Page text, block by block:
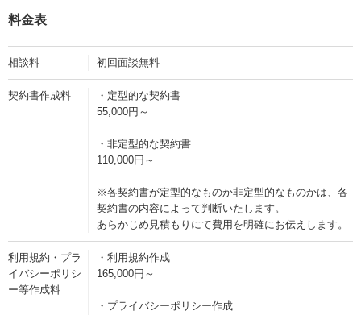
料金表
相談料 初回面談無料
契約書作成料
・定型的な契約書
55,000円～
・非定型的な契約書
110,000円～
※各契約書が定型的なものか非定型的なものかは、各
契約書の内容によって判断いたします。
あらかじめ見積もりにて費用を明確にお伝えします。
利用規約・プラ
イバシーポリシ
ー等作成料
・利用規約作成
165,000円～
・プライバシーポリシー作成